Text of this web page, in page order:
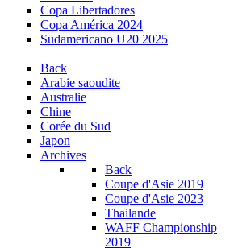
Copa Libertadores
Copa América 2024
Sudamericano U20 2025
Back
Arabie saoudite
Australie
Chine
Corée du Sud
Japon
Archives
Back
Coupe d'Asie 2019
Coupe d'Asie 2023
Thailande
WAFF Championship
2019